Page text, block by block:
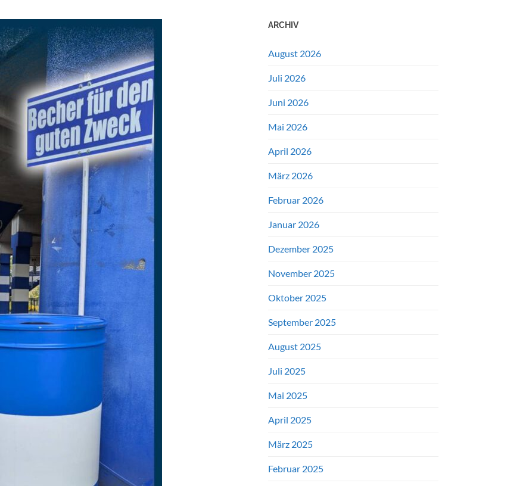
ARCHIV
August 2026
Juli 2026
Juni 2026
Mai 2026
April 2026
März 2026
Februar 2026
Januar 2026
Dezember 2025
November 2025
Oktober 2025
September 2025
August 2025
Juli 2025
Mai 2025
April 2025
März 2025
Februar 2025